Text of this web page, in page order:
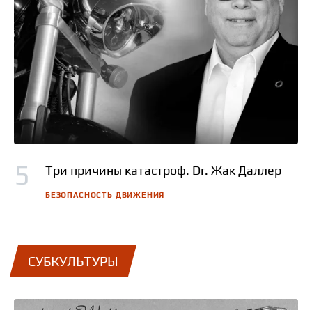
Три причины катастроф. Dr. Жак Даллер
БЕЗОПАСНОСТЬ ДВИЖЕНИЯ
СУБКУЛЬТУРЫ